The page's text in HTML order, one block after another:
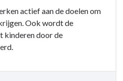
actief aan de doelen om
Ook wordt de
kinderen door de